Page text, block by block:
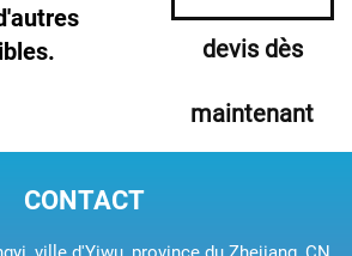
devis dès
maintenant
CONTACT